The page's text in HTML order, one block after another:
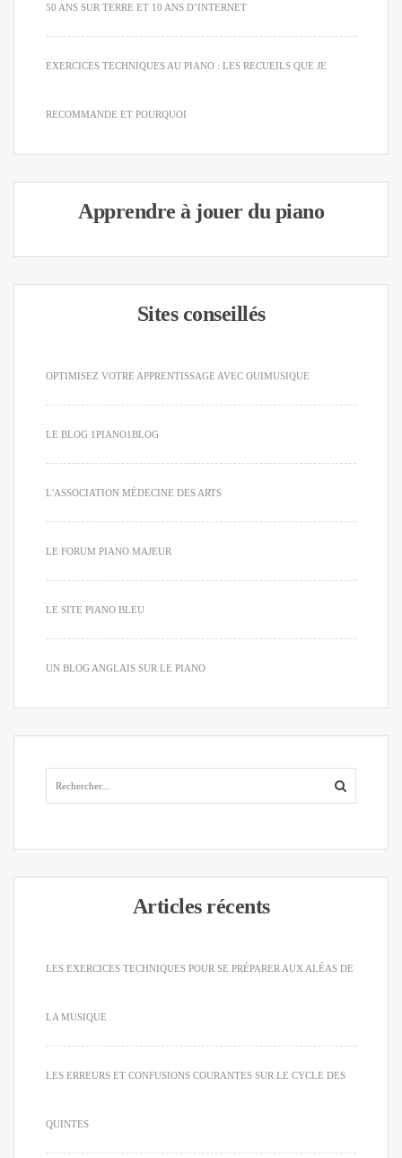
50 ANS SUR TERRE ET 10 ANS D’INTERNET
EXERCICES TECHNIQUES AU PIANO : LES RECUEILS QUE JE
RECOMMANDE ET POURQUOI
Apprendre à jouer du piano
Sites conseillés
OPTIMISEZ VOTRE APPRENTISSAGE AVEC OUIMUSIQUE
LE BLOG 1PIANO1BLOG
L'ASSOCIATION MÉDECINE DES ARTS
LE FORUM PIANO MAJEUR
LE SITE PIANO BLEU
UN BLOG ANGLAIS SUR LE PIANO
Articles récents
LES EXERCICES TECHNIQUES POUR SE PRÉPARER AUX ALÉAS DE
LA MUSIQUE
LES ERREURS ET CONFUSIONS COURANTES SUR LE CYCLE DES
QUINTES